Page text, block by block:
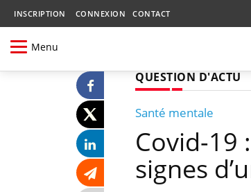
INSCRIPTION CONNEXION CONTACT
Menu
QUESTION D'ACTU
Santé mentale
Covid-19
signes